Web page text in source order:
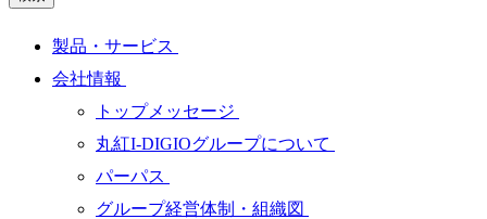
製品・サービス
会社情報
トップメッセージ
丸紅I-DIGIOグループについて
パーパス
グループ経営体制・組織図